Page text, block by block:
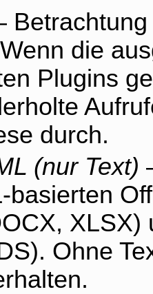
Betrachtung
die
Plugins
durch.
(nur Text)
basierten
XLSX)
Ohne